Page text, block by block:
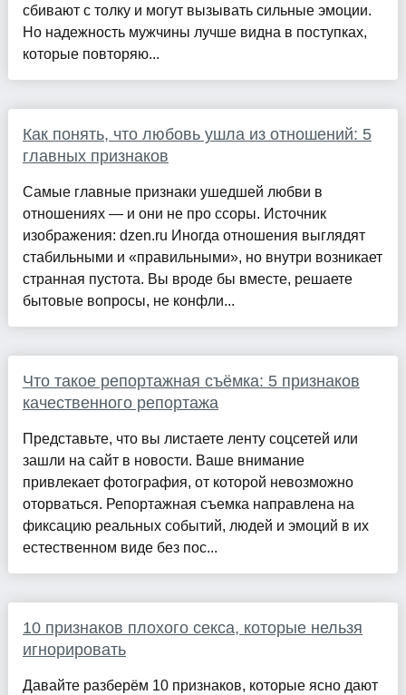
сбивают с толку и могут вызывать сильные эмоции.
Но надежность мужчины лучше видна в поступках,
которые повторяю...
Как понять, что любовь ушла из отношений: 5
главных признаков
Самые главные признаки ушедшей любви в
отношениях — и они не про ссоры. Источник
изображения: dzen.ru Иногда отношения выглядят
стабильными и «правильными», но внутри возникает
странная пустота. Вы вроде бы вместе, решаете
бытовые вопросы, не конфли...
Что такое репортажная съёмка: 5 признаков
качественного репортажа
Представьте, что вы листаете ленту соцсетей или
зашли на сайт в новости. Ваше внимание
привлекает фотография, от которой невозможно
оторваться. Репортажная съемка направлена на
фиксацию реальных событий, людей и эмоций в их
естественном виде без пос...
10 признаков плохого секса, которые нельзя
игнорировать
Давайте разберём 10 признаков, которые ясно дают